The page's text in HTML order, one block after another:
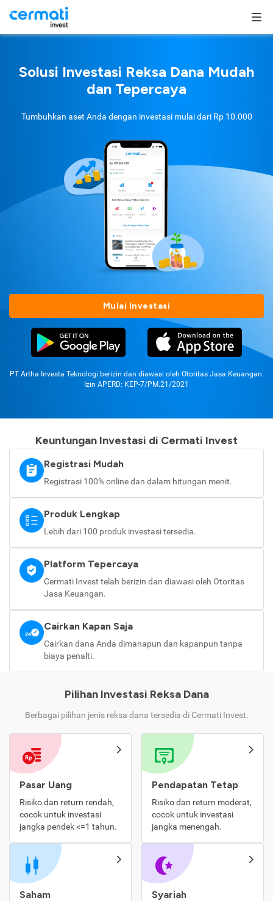
Solusi Investasi Reksa Dana Mudah
dan Tepercaya
Tumbuhkan aset Anda dengan investasi mulai dari Rp 10.000
Mulai Investasi
PT Artha Investa Teknologi berizin dan diawasi oleh Otoritas Jasa Keuangan.
Izin APERD: KEP-7/PM.21/2021
Keuntungan Investasi di Cermati Invest
Registrasi Mudah
Registrasi 100% online dan dalam hitungan menit.
Produk Lengkap
Lebih dari 100 produk investasi tersedia.
Platform Tepercaya
Cermati Invest telah berizin dan diawasi oleh Otoritas
Jasa Keuangan.
Cairkan Kapan Saja
Cairkan dana Anda dimanapun dan kapanpun tanpa
biaya penalti.
Pilihan Investasi Reksa Dana
Berbagai pilihan jenis reksa dana tersedia di Cermati Invest.
Pasar Uang
Risiko dan return rendah,
cocok untuk investasi
jangka pendek <=1 tahun.
Pendapatan Tetap
Risiko dan return moderat,
cocok untuk investasi
jangka menengah.
Saham Syariah